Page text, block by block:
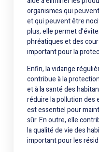
organismes qui
et qui peuvent être
plus, elle permet
phréatiques et des
important pour la
Enfin, la vidange
contribue à la
et à la santé des
réduire la pollution des
est essentiel pour
sûr. En outre, elle
la qualité de vie des
important pour les